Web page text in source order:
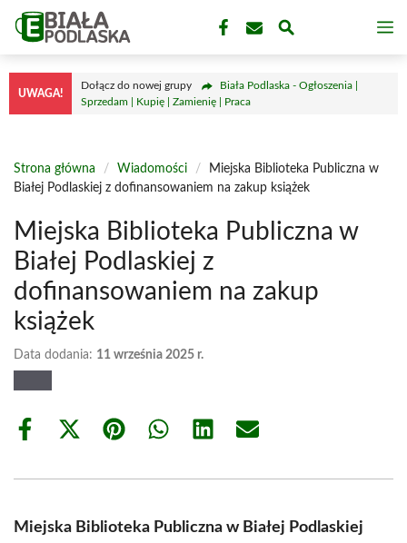
Przejdź
treści
UWAGA!
Dołącz do nowej grupy
Biała Podlaska - Ogłoszenia |
Sprzedam | Kupię | Zamienię | Praca
Strona główna / Wiadomości /
Miejska Biblioteka Publiczna w
Białej Podlaskiej z dofinansowaniem na zakup książek
Miejska Biblioteka Publiczna w
Białej Podlaskiej z
dofinansowaniem na zakup
książek
Data dodania: 11 września 2025 r.
Share
Share
(Twitter)
Share Share Share Share
Miejska Biblioteka Publiczna w Białej Podlaskiej